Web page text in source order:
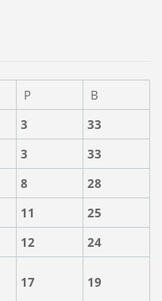
P
B
3
33
3
33
8
28
11
25
12 24
17 19